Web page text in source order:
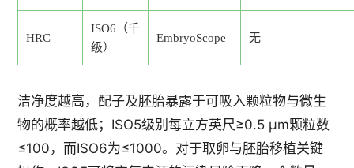
HRC
ISO6（千
级）
EmbryoScope 无
洁净度越高，配子及胚胎暴露于可吸入颗粒物与微生
物的概率越低；ISO5级别每立方英尺≥0.5 μm颗粒数
≤100，而ISO6为≤1000。对于取卵与胚胎移植关键